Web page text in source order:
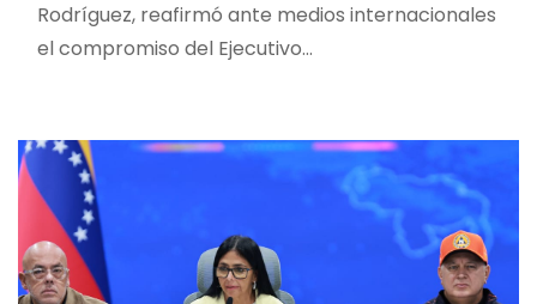
Rodríguez, reafirmó ante medios internacionales
el compromiso del Ejecutivo…